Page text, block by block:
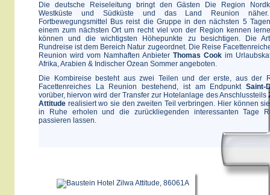
Die deutsche Reiseleitung bringt den Gästen Die Region
Westküste und Südküste und das Land Reunion
Fortbewegungsmittel Bus reist die Gruppe in den nächsten 5
einem zum nächsten Ort um recht viel von der Region kennen
können und die wichtigsten Höhepunkte zu besichtigen. Die
Rundreise ist dem Bereich Natur zugeordnet. Die Reise
Reunion wird vom Namhaften Anbieter Thomas Cook im
Afrika, Arabien & Indischer Ozean Sommer angeboten.
Die Kombireise besteht aus zwei Teilen und der erste, aus der
Facettenreiches La Reunion bestehend, ist am Endpunkt Saint-
vorüber, hiervon wird der Transfer zur Hotelanlage des Anschlussteils
Attitude realisiert wo sie den zweiten Teil verbringen. Hier können
in Ruhe erholen und die zurückliegenden interessanten Tage
passieren lassen.